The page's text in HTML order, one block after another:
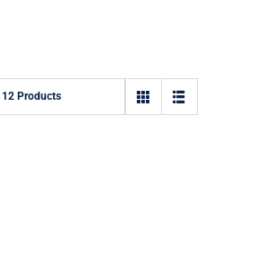
12 Products